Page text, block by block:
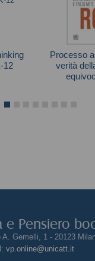
12
Processo
verità
e Pensiero
A. Gemelli, 1 - 20123
vp.online@unicatt.it